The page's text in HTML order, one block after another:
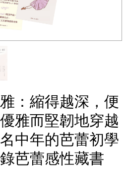
：縮得越深，便
雅而堅韌地穿越
中年的芭蕾初學
芭蕾感性藏書